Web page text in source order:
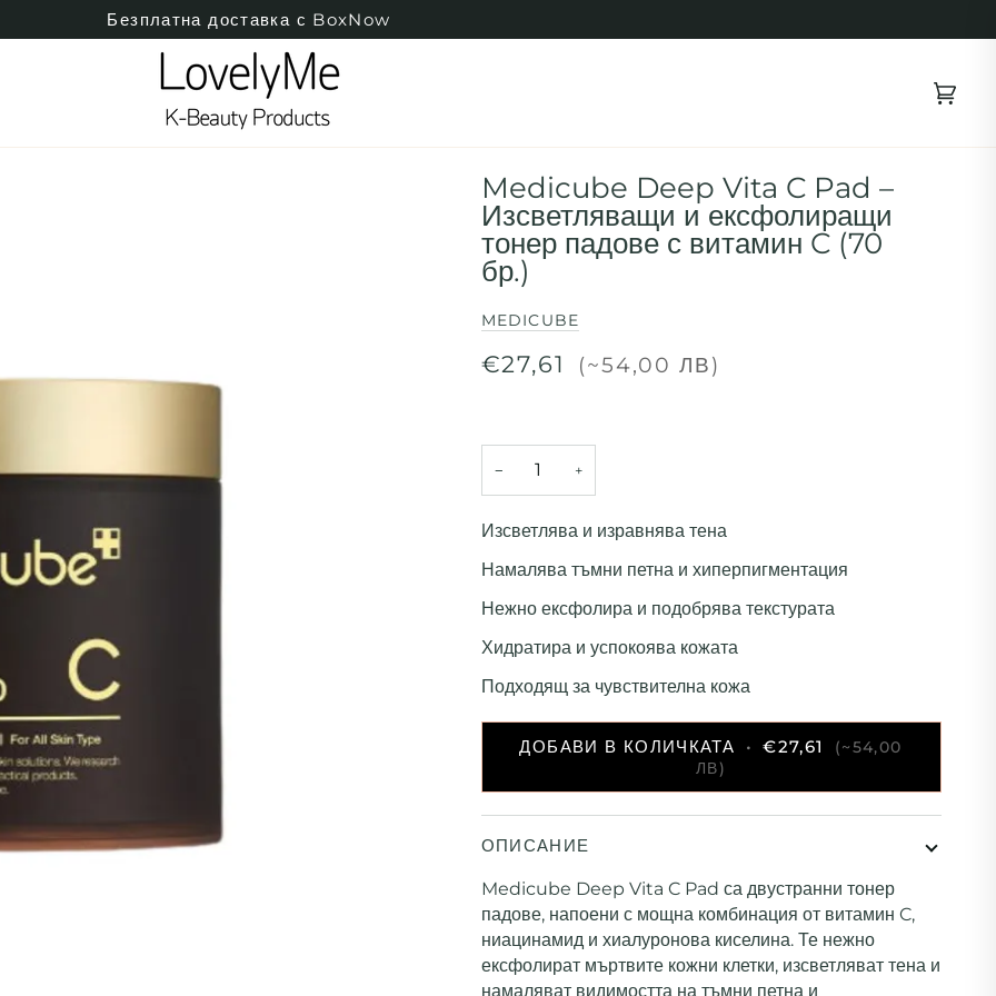
Безплатна доставка с BoxNow
Medicube Deep Vita C Pad –
Изсветляващи и ексфолиращи
тонер падове с витамин C (70
бр.)
MEDICUBE
€27,61 (~54,00 ЛВ)
− +
Изсветлява и изравнява тена
Намалява тъмни петна и хиперпигментация
Нежно ексфолира и подобрява текстурата
Хидратира и успокоява кожата
Подходящ за чувствителна кожа
ДОБАВИ В КОЛИЧКАТА • €27,61
ЛВ)
ОПИСАНИЕ
Medicube Deep Vita C Pad са двустранни тонер
падове, напоени с мощна комбинация от витамин C,
ниацинамид и хиалуронова киселина. Те нежно
ексфолират мъртвите кожни клетки, изсветляват тена и
намаляват видимостта на тъмни петна и